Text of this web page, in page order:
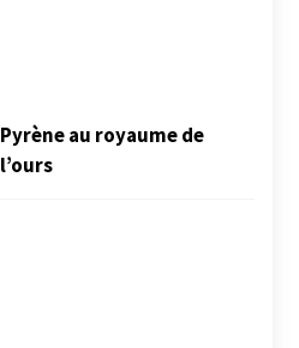
Pyrène au royaume de
l’ours